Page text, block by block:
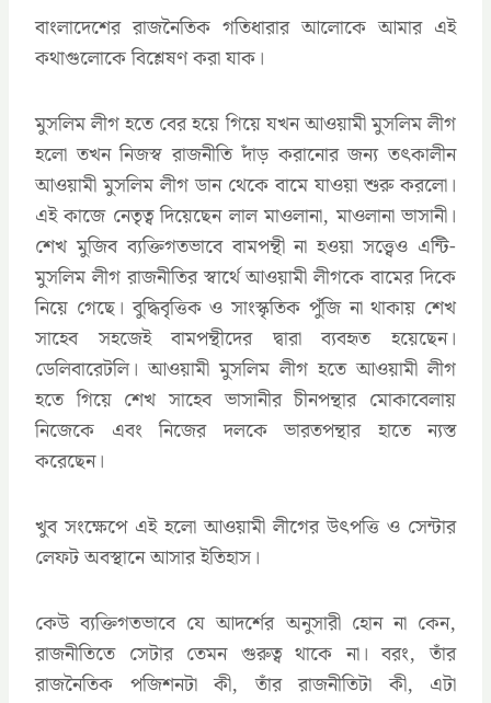
বাংলাদেশের রাজনৈতিক গতিধারার আলোকে আমার এই
কথাগুলোকে বিশ্লেষণ করা যাক।
মুসলিম লীগ হতে বের হয়ে গিয়ে যখন আওয়ামী মুসলিম লীগ
হলো তখন নিজস্ব রাজনীতি দাঁড় করানোর জন্য তৎকালীন
আওয়ামী মুসলিম লীগ ডান থেকে বামে যাওয়া শুরু করলো।
এই কাজে নেতৃত্ব দিয়েছেন লাল মাওলানা, মাওলানা ভাসানী।
শেখ মুজিব ব্যক্তিগতভাবে বামপন্থী না হওয়া সত্ত্বেও এন্টি-
মুসলিম লীগ রাজনীতির স্বার্থে আওয়ামী লীগকে বামের দিকে
নিয়ে গেছে। বুদ্ধিবৃত্তিক ও সাংস্কৃতিক পুঁজি না থাকায় শেখ
সাহেব সহজেই বামপন্থীদের দ্বারা ব্যবহৃত হয়েছেন।
ডেলিবারেটলি। আওয়ামী মুসলিম লীগ হতে আওয়ামী লীগ
হতে গিয়ে শেখ সাহেব ভাসানীর চীনপন্থার মোকাবেলায়
নিজেকে এবং নিজের দলকে ভারতপন্থার হাতে ন্যস্ত
করেছেন।
খুব সংক্ষেপে এই হলো আওয়ামী লীগের উৎপত্তি ও সেন্টার
লেফট অবস্থানে আসার ইতিহাস।
কেউ ব্যক্তিগতভাবে যে আদর্শের অনুসারী হোন না কেন,
রাজনীতিতে সেটার তেমন গুরুত্ব থাকে না। বরং, তাঁর
রাজনৈতিক পজিশনটা কী, তাঁর রাজনীতিটা কী, এটা